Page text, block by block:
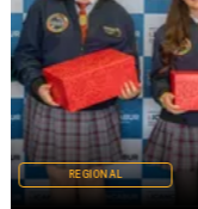
REGIONAL